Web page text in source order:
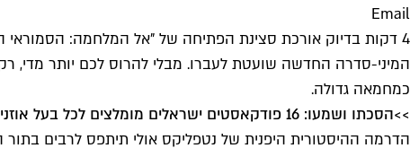
Email
המיני-סדרה החדשה שועטת לעברו. מבלי להרוס לכם יותר מדי,
כמחמאה גדולה.
>>הסכתו ושמעו: 16 פודקאסטים ישראלים מומלצים לכל בעל אוזניים
הדרמה ההיסטורית היפנית של נטפליקס אולי תיתפס לרבים בתור